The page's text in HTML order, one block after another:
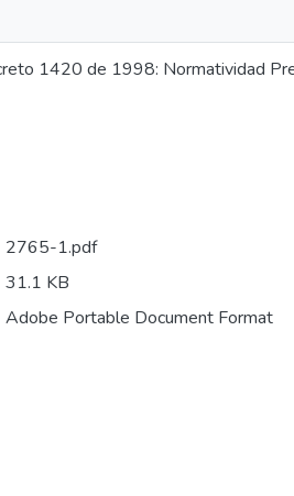
1420 de 1998: Normatividad
2765-1.pdf
31.1 KB
Adobe Portable Document Format